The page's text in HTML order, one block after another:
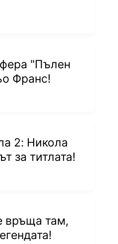
"Пълен
Франс!
2: Никола
за титлата!
връща там,